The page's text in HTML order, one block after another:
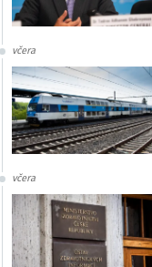
včera
včera